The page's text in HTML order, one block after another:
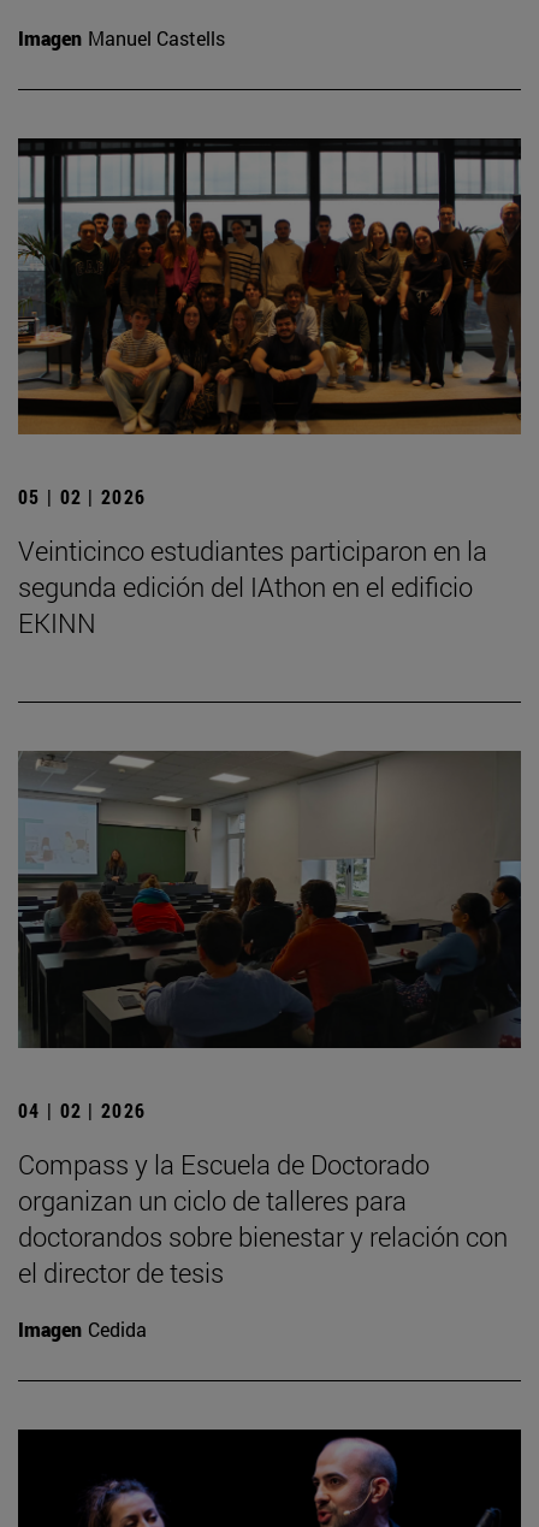
Imagen Manuel Castells
05 | 02 | 2026
Veinticinco estudiantes participaron en la
segunda edición del IAthon en el edificio
EKINN
04 | 02 | 2026
Compass y la Escuela de Doctorado
organizan un ciclo de talleres para
doctorandos sobre bienestar y relación con
el director de tesis
Imagen Cedida